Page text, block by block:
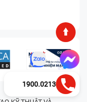
1900.0213